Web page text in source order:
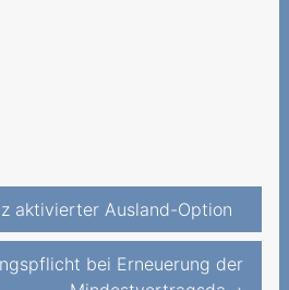
aktivierter Ausland-Option
bei Erneuerung der
Spiel mit der Liebe
Einforderung